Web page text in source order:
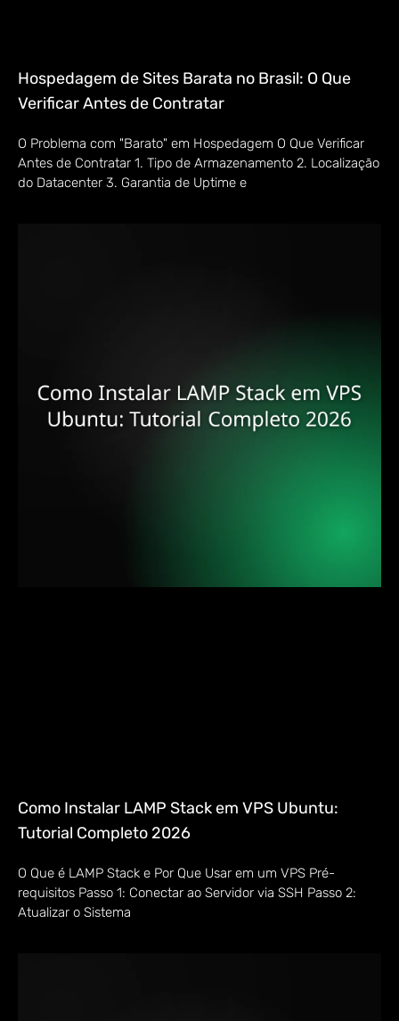
Hospedagem de Sites Barata no Brasil: O Que
Verificar Antes de Contratar
O Problema com "Barato" em Hospedagem O Que Verificar
Antes de Contratar 1. Tipo de Armazenamento 2. Localização
do Datacenter 3. Garantia de Uptime e
Como Instalar LAMP Stack em VPS Ubuntu:
Tutorial Completo 2026
O Que é LAMP Stack e Por Que Usar em um VPS Pré-
requisitos Passo 1: Conectar ao Servidor via SSH Passo 2:
Atualizar o Sistema